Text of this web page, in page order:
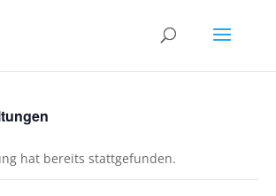
hat bereits stattgefunden.